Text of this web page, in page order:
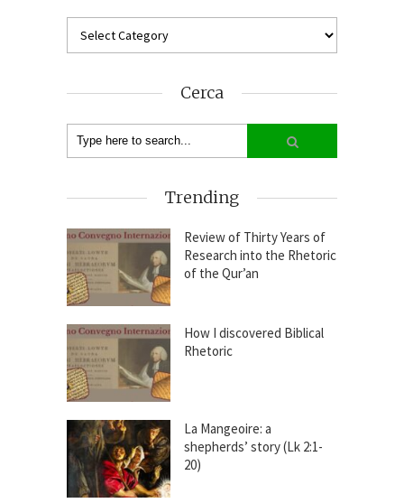
Cerca
Trending
Review of Thirty Years of
Research into the Rhetoric
of the Qur’an
How I discovered Biblical
Rhetoric
La Mangeoire: a
shepherds’ story (Lk 2:1-
20)